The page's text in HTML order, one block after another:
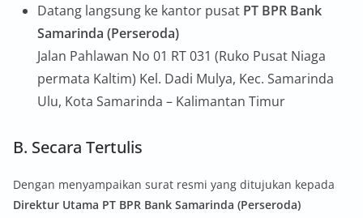
Datang langsung ke kantor pusat PT BPR Bank
Samarinda (Perseroda)
Jalan Pahlawan No 01 RT 031 (Ruko Pusat Niaga
permata Kaltim) Kel. Dadi Mulya, Kec. Samarinda
Ulu, Kota Samarinda – Kalimantan Timur
B. Secara Tertulis
Dengan menyampaikan surat resmi yang ditujukan kepada
Direktur Utama PT BPR Bank Samarinda (Perseroda)